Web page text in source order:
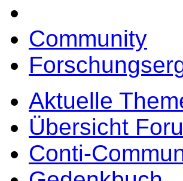
Community
Aktuelle
Übersicht
Conti-